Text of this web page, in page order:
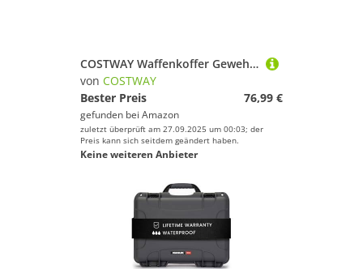
COSTWAY Waffenkoffer Gewehrkoffer Munitionskoffer Jagdkoffer Alukoffer, Pistolenkoffer abschließbar, Flintenkoffer Aluminiumlegierung, Waffe Langwaffe Koffer 134x35x12cm(Schwarz)
von COSTWAY
Bester Preis
76,99 €
gefunden bei Amazon
zuletzt überprüft am 27.09.2025 um 00:03; der
Preis kann sich seitdem geändert haben.
Keine weiteren Anbieter